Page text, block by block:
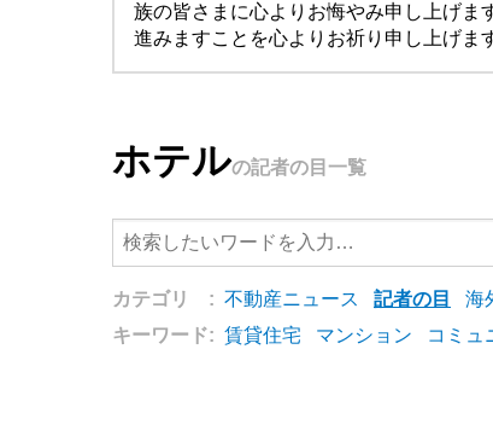
族の皆さまに心よりお悔やみ申し上げま
進みますことを心よりお祈り申し上げま
ホテルの記者の目一覧
カテゴリ : 不動産ニュース 記者の目
海
キーワード: 賃貸住宅 マンション コミュ